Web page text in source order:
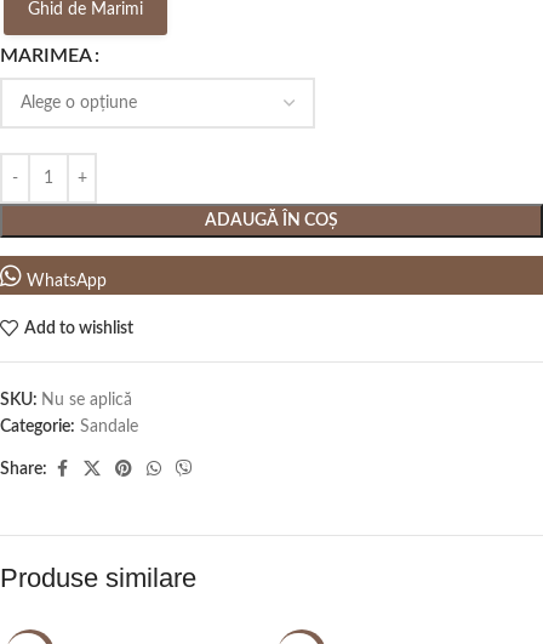
Ghid de Marimi
MARIMEA
ADAUGĂ ÎN COȘ
WhatsApp
Add to wishlist
SKU: Nu se aplică
Categorie: Sandale
Share:
Produse similare